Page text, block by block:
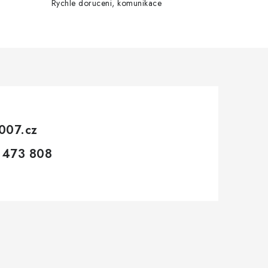
Rychle doruceni, komunikace
808